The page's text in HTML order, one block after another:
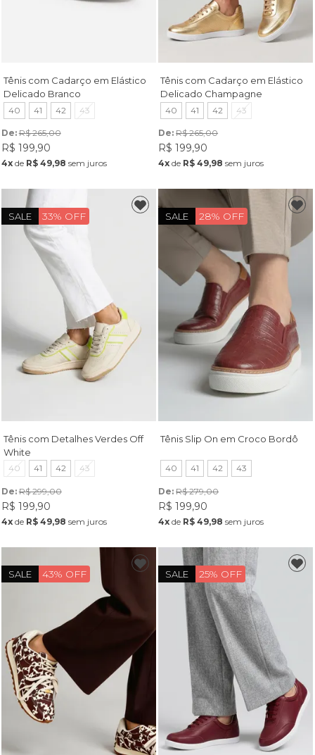
Tênis com Cadarço em Elástico
Delicado Branco
40 41 42 43
De: R$ 265,00
R$ 199,90
4xde R$ 49,98 sem juros
Tênis com Cadarço em Elástico
Delicado Champagne
40 41 42 43
De: R$ 265,00
R$ 199,90
4x de R$ 49,98 sem juros
SALE 33% OFF
Tênis com Detalhes Verdes Off
White
40 41 42 43
De: R$ 299,00
R$ 199,90
4xde R$ 49,98 sem juros
SALE 28% OFF
Tênis Slip On em Croco Bordô
40 41 42 43
De: R$ 279,00
R$ 199,90
4x de R$ 49,98 sem juros
SALE 43% OFF SALE 25% OFF